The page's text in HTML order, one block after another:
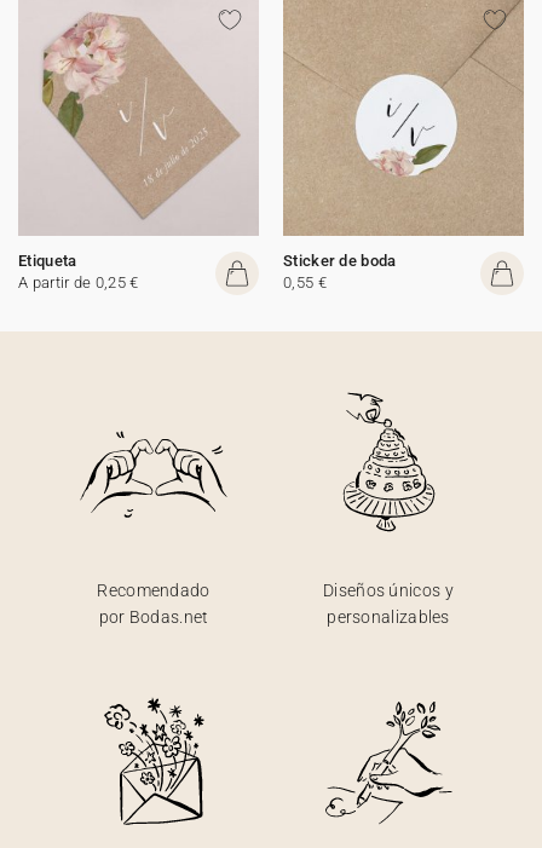
Etiqueta
A partir de 0,25 €
Sticker de boda
0,55 €
Recomendado
por Bodas.net
Diseños únicos y
personalizables